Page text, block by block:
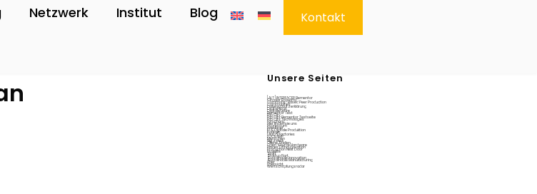
Netzwerk Institut Blog Kontakt
Unsere Seiten
[ALT] INTERFACER Elementor
Circular Economy
Commons-Based Peer Production
Communities
Datenschutzerklärung
Digital4jobs
Digitale Lehre
Elementor Test
Fab City
Fab City Elementor Testseite
Fab City Technologies
Forschung
Hier finden sie uns
Impressum
Interfacer
KI & Digitale Produktion
Kontakt
LAUDS Factories
LOCILAMP
Menschen
Netzwerk
Offene Stellen
Open Source Hardware
Places Of Incubovation
Production Next Door
Projekte
Start
Startup Port
Sustainable Innovation
Sustainable Manufacturing
Über
Übersicht
Wertschöpfungsradar